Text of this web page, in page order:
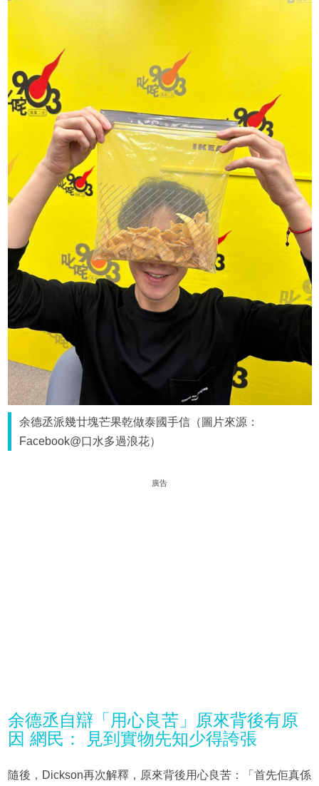
余德丞派幾廿塊芒果乾做泰國手信（圖片來源：
Facebook@口水多過浪花）
廣告
余德丞自辯「用心良苦」原來背後有原
因 網民： 見到實物先知少得誇張
隨後，Dickson再次解釋，原來背後用心良苦：「首先佢真係